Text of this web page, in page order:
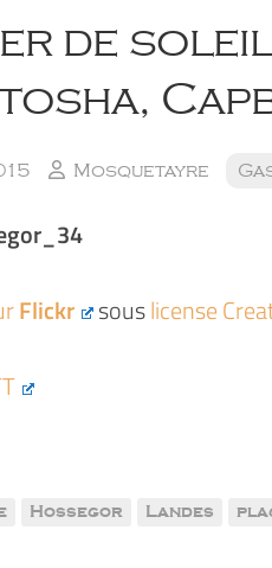
de
Mosquetayre
Flickr souslicense
Hossegor Landes